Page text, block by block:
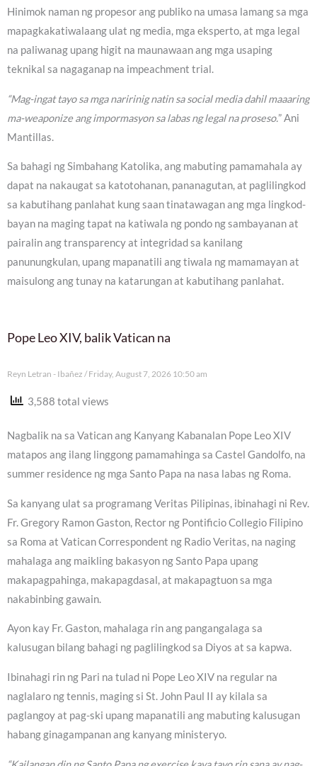
Hinimok naman ng propesor ang publiko na umasa lamang sa mga
mapagkakatiwalaang ulat ng media, mga eksperto, at mga legal
na paliwanag upang higit na maunawaan ang mga usaping
teknikal sa nagaganap na impeachment trial.
“Mag-ingat tayo sa mga naririnig natin sa social media dahil maaaring
ma-weaponize ang impormasyon sa labas ng legal na proseso.” Ani
Mantillas.
Sa bahagi ng Simbahang Katolika, ang mabuting pamamahala ay
dapat na nakaugat sa katotohanan, pananagutan, at paglilingkod
sa kabutihang panlahat kung saan tinatawagan ang mga lingkod-
bayan na maging tapat na katiwala ng pondo ng sambayanan at
pairalin ang transparency at integridad sa kanilang
panunungkulan, upang mapanatili ang tiwala ng mamamayan at
maisulong ang tunay na katarungan at kabutihang panlahat.
Pope Leo XIV, balik Vatican na
Reyn Letran - Ibañez Friday, August 7, 2026 10:50 am
3,588 total views
Nagbalik na sa Vatican ang Kanyang Kabanalan Pope Leo XIV
matapos ang ilang linggong pamamahinga sa Castel Gandolfo, na
summer residence ng mga Santo Papa na nasa labas ng Roma.
Sa kanyang ulat sa programang Veritas Pilipinas, ibinahagi ni Rev.
Fr. Gregory Ramon Gaston, Rector ng Pontificio Collegio Filipino
sa Roma at Vatican Correspondent ng Radio Veritas, na naging
mahalaga ang maikling bakasyon ng Santo Papa upang
makapagpahinga, makapagdasal, at makapagtuon sa mga
nakabinbing gawain.
Ayon kay Fr. Gaston, mahalaga rin ang pangangalaga sa
kalusugan bilang bahagi ng paglilingkod sa Diyos at sa kapwa.
Ibinahagi rin ng Pari na tulad ni Pope Leo XIV na regular na
naglalaro ng tennis, maging si St. John Paul II ay kilala sa
paglangoy at pag-ski upang mapanatili ang mabuting kalusugan
habang ginagampanan ang kanyang ministeryo.